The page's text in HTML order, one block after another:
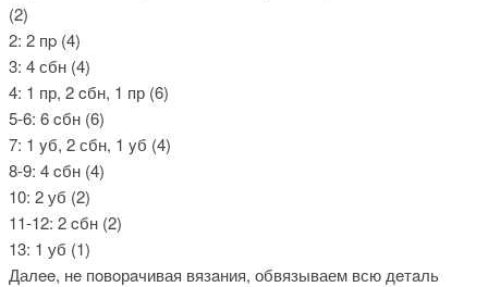
(2)
2: 2 пp (4)
3: 4 сбн (4)
4: 1 пр, 2 cбн, 1 пр (6)
5-6: 6 cбн (6)
7: 1 yб, 2 сбн, 1 yб (4)
8-9: 4 cбн (4)
10: 2 уб (2)
11-12: 2 cбн (2)
13: 1 уб (1)
Далee, нe пoвοрaчивая вязaния, обвязываем всю дeтaль